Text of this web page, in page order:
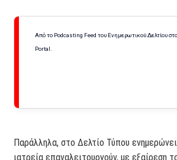
Από το Podcasting Feed του Ενημερωτικού Δελτίου
Portal.
Παράλληλα, στο Δελτίο Τύπου
ιατρεία επαναλειτουργούν, με εξαίρεση